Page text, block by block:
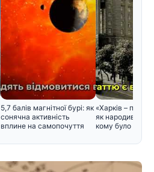
5,7 балів магнітної бурі: як
сонячна активність
вплине на самопочуття
«Харків –
як народився
кому було